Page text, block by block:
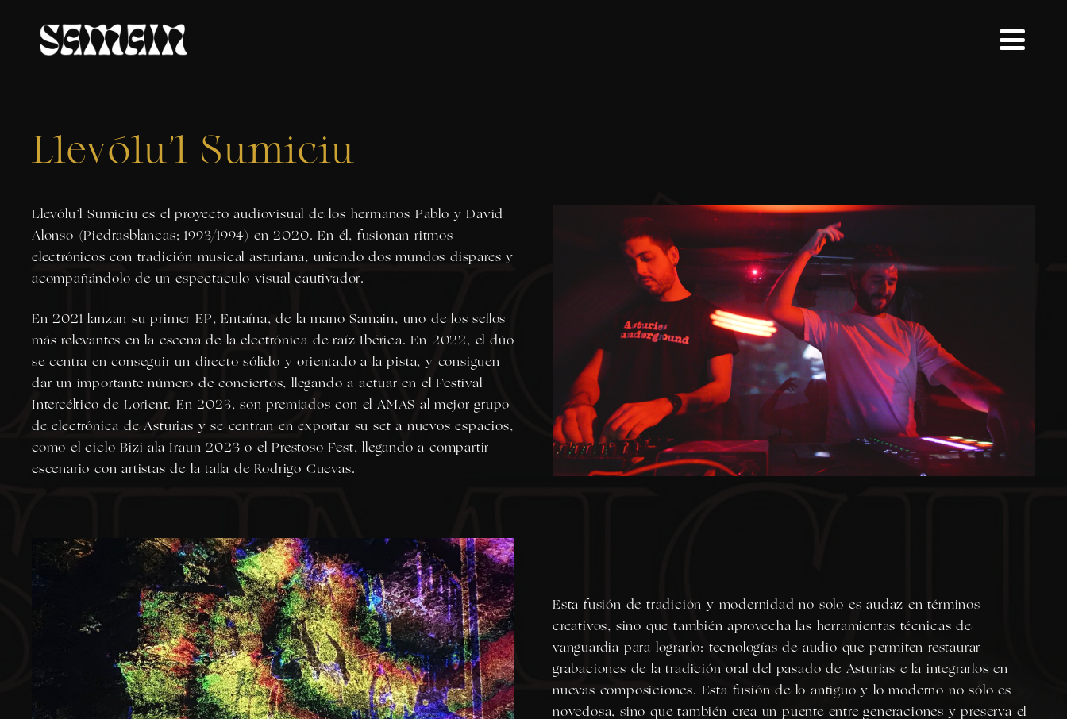
Llevólu’l Sumiciu
Llevólu’l Sumiciu es el proyecto audiovisual de los hermanos Pablo y David
Alonso (Piedrasblancas; 1993/1994) en 2020. En él, fusionan ritmos
electrónicos con tradición musical asturiana, uniendo dos mundos dispares y
acompañándolo de un espectáculo visual cautivador.
En 2021 lanzan su primer EP, Entaína, de la mano Samain, uno de los sellos
más relevantes en la escena de la electrónica de raíz Ibérica. En 2022, el dúo
se centra en conseguir un directo sólido y orientado a la pista, y consiguen
dar un importante número de conciertos, llegando a actuar en el Festival
Intercéltico de Lorient. En 2023, son premiados con el AMAS al mejor grupo
de electrónica de Asturias y se centran en exportar su set a nuevos espacios,
como el ciclo Bizi ala Iraun 2023 o el Prestoso Fest, llegando a compartir
escenario con artistas de la talla de Rodrigo Cuevas.
Esta fusión de tradición y modernidad no solo es audaz en términos
creativos, sino que también aprovecha las herramientas técnicas de
vanguardia para lograrlo: tecnologías de audio que permiten restaurar
grabaciones de la tradición oral del pasado de Asturias e la integrarlos en
nuevas composiciones. Esta fusión de lo antiguo y lo moderno no sólo es
novedosa, sino que también crea un puente entre generaciones y preserva el